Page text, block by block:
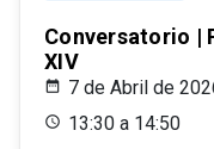
Conversatorio |
XIV
7 de Abril de
13:30 a 14:50